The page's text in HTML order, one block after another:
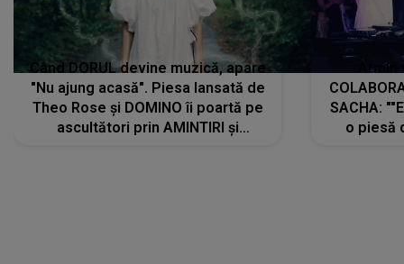
Când DORUL devine muzică, apare
"Nu ajung acasă". Piesa lansată de
Theo Rose și DOMINO îi poartă pe
ascultători prin AMINTIRI și
SACHA:
o piesă